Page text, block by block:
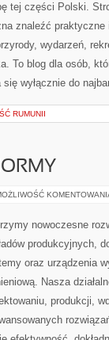
tej części Polski.
znaleźć
wydarzeń,
To blog dla osób,
się wyłącznie do
RUMUNII
nowoczesne
produkcyjnych,
oraz urządzenia
Nasza
produkcji,